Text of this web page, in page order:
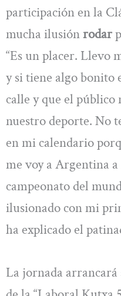
participación en la
mucha ilusión rodar
“Es un placer. Llevo
y si tiene algo bonito
calle y que el público
nuestro deporte. No
en mi calendario
me voy a Argentina
campeonato del
ilusionado con mi
ha explicado el
La jornada arrancará